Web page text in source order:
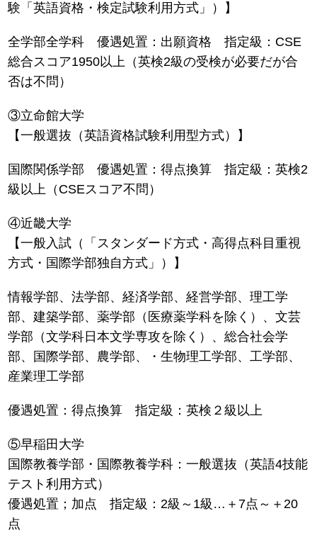
験「英語資格・検定試験利用方式」）】
全学部全学科 優遇処置：出願資格 指定級：CSE
総合スコア1950以上（英検2級の受検が必要だが合
否は不問）
③立命館大学
【一般選抜（英語資格試験利用型方式）】
国際関係学部 優遇処置：得点換算 指定級：英検2
級以上（CSEスコア不問）
④近畿大学
【一般入試（「スタンダード方式・高得点科目重視
方式・国際学部独自方式」）】
情報学部、法学部、経済学部、経営学部、理工学
部、建築学部、薬学部（医療薬学科を除く）、文芸
学部（文学科日本文学専攻を除く）、総合社会学
部、国際学部、農学部、・生物理工学部、工学部、
産業理工学部
優遇処置：得点換算 指定級：英検２級以上
⑤早稲田大学
国際教養学部・国際教養学科：一般選抜（英語4技能
テスト利用方式）
優遇処置；加点 指定級：2級～1級…＋7点～＋20
点